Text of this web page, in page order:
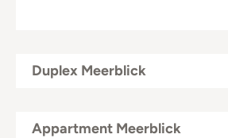
Duplex Meerblick
Appartment Meerblick